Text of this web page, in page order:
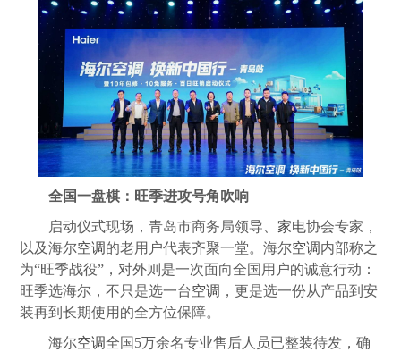
全国一盘棋：旺季进攻号角吹响
启动仪式现场，青岛市商务局领导、 家电协会专家，
以及海尔空调的老用户代表齐聚一堂。海尔空调内部称之
为“旺季战役”，对外则是一次面向全国用户的诚意行动：
旺季选海尔，不只是选一台空调 ，更是选一份从产品到安
装再到长期使用的全方位保障。
海尔空调全国5万余名专业售后人员已整装待发，确